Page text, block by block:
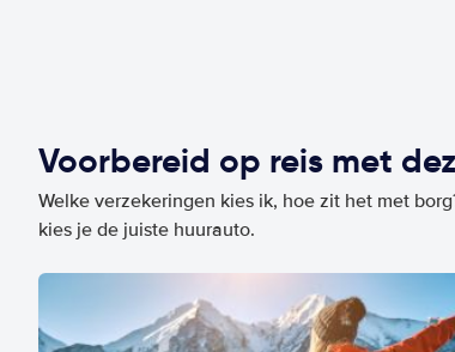
Voorbereid op reis met
Welke verzekeringen kies ik, hoe zit het met
kies je de juiste huurauto.